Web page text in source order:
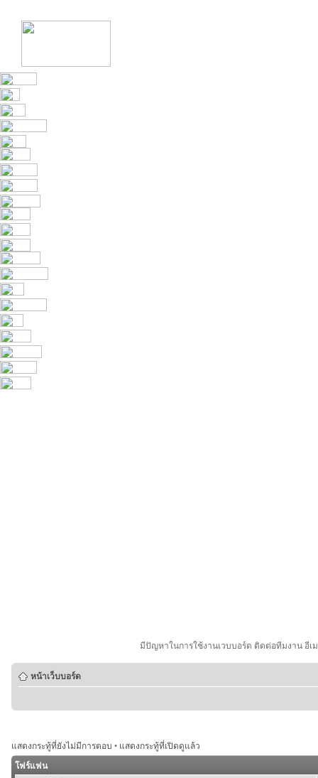
มีปัญหาในการใช้งานเวบบอร์ด ติดต่อทีมงาน อีเ
หน้าเว็บบอร์ด
แสดงกระทู้ที่ยังไม่มีการตอบ • แสดงกระทู้ที่เปิดดูแล้ว
โฟร์แฟน